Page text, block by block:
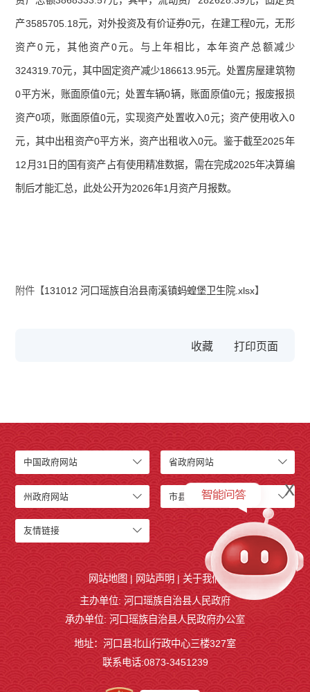
产3585705.18元，对外投资及有价证券0元，在建工程0元，无形
资产0元，其他资产0元。与上年相比，本年资产总额减少
324319.70元，其中固定资产减少186613.95元。处置房屋建筑物
0平方米，账面原值0元；处置车辆0辆，账面原值0元；报废报损
资产0项，账面原值0元，实现资产处置收入0元；资产使用收入0
元，其中出租资产0平方米，资产出租收入0元。鉴于截至2025年
12月31日的国有资产占有使用精准数据，需在完成2025年决算编
制后才能汇总，此处公开为2026年1月资产月报数。
附件【131012 河口瑶族自治县南溪镇蚂蝗堡卫生院.xlsx】
收藏
中国政府网站 省政府网站
州政府网站 市县级网站
友情链接
网站地图 | 网站声明 | 关于我们
主办单位: 河口瑶族自治县人民政府
承办单位: 河口瑶族自治县人民政府办公室
地址：河口县北山行政中心三楼327室
联系电话:0873-3451239
x